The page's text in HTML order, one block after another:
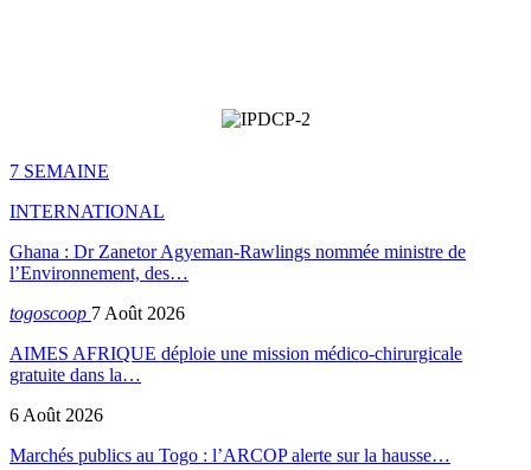
7 SEMAINE
INTERNATIONAL
Ghana : Dr Zanetor Agyeman-Rawlings nommée ministre de
l’Environnement, des…
togoscoop 7 Août 2026
AIMES AFRIQUE déploie une mission médico-chirurgicale
gratuite dans la…
6 Août 2026
Marchés publics au Togo : l’ARCOP alerte sur la hausse…